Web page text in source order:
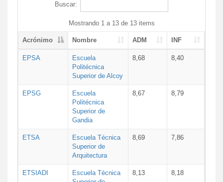
Buscar:
Mostrando 1 a 13 de 13 items
Acrónimo Nombre ADM INF
EPSA
Escuela
Politécnica
Superior de Alcoy
8,68 8,40
EPSG
Escuela
Politécnica
Superior de
Gandia
8,67 8,79
ETSA
Escuela Técnica
Superior de
Arquitectura
8,69 7,86
ETSIADI
Escuela Técnica
8,13 8,18